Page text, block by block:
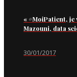
« #MoiPatient, je
Mazouni, data
30/01/2017